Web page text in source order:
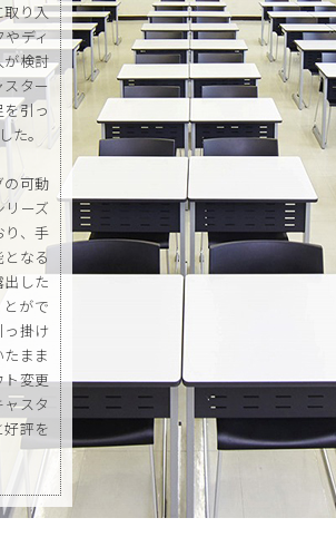
取り入
やディ
が検討
ター
引っ
た。
の可動
リーズ
り、手
なる
出した
がで
掛け
まま
ト変更
スタ
評を
でも、